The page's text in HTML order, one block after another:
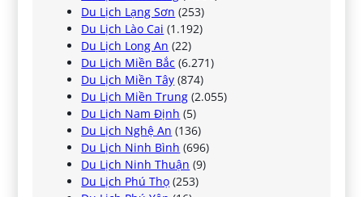
Du Lịch Lạng Sơn (253)
Du Lịch Lào Cai (1.192)
Du Lịch Long An (22)
Du Lịch Miền Bắc (6.271)
Du Lịch Miền Tây (874)
Du Lịch Miền Trung (2.055)
Du Lịch Nam Định (5)
Du Lịch Nghệ An (136)
Du Lịch Ninh Bình (696)
Du Lịch Ninh Thuận (9)
Du Lịch Phú Thọ (253)